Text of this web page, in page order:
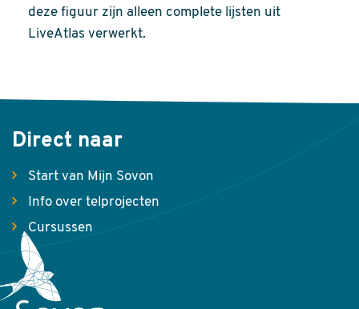
deze figuur zijn alleen complete lijsten uit
LiveAtlas verwerkt.
Direct naar
Start van Mijn Sovon
Info over telprojecten
Cursussen